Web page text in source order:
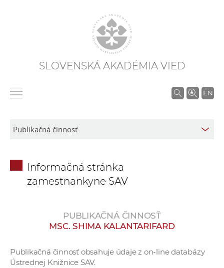
SLOVENSKÁ AKADÉMIA VIED
EN
V
p
Informačná stránka
zamestnankyne SAV
PUBLIKAČNÁ ČINNOSŤ
MSC. SHIMA KALANTARIFARD
Publikačná činnosť obsahuje údaje z on-line databázy
Ústrednej Knižnice SAV.